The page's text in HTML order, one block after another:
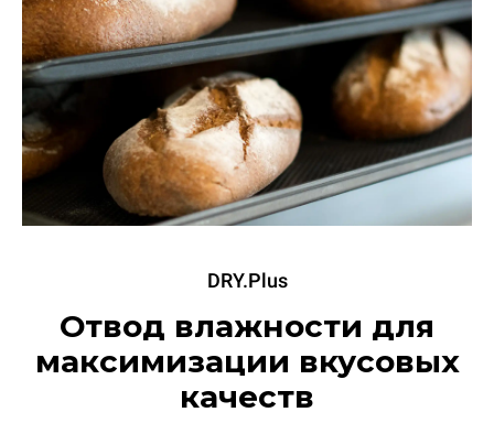
DRY.Plus
Отвод влажности для
максимизации вкусовых
качеств